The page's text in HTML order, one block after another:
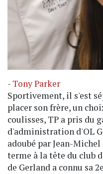
- Tony Parker
Sportivement, il s'est
placer son frère, un
coulisses, TP a pris du
d'administration d'OL
adoubé par Jean-
terme à la tête du club
de Gerland a connu sa